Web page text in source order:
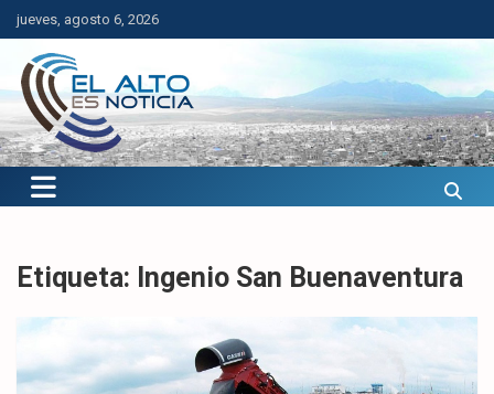
Saltar
al
contenido
jueves, agosto 6, 2026
El Alto es Noticia
Últimas noticias de El Alto, Bolivia y el mundo.
Etiqueta: Ingenio San Buenaventura